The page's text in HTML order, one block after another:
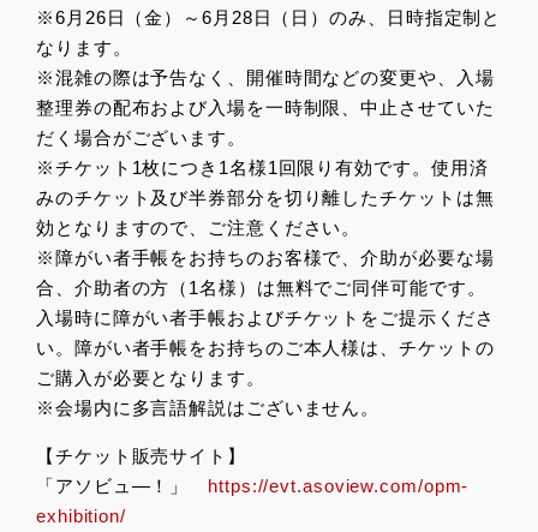
※6月26日（金）～6月28日（日）のみ、日時指定制と
なります。
※混雑の際は予告なく、開催時間などの変更や、入場
整理券の配布および入場を一時制限、中止させていた
だく場合がございます。
※チケット1枚につき1名様1回限り有効です。使用済
みのチケット及び半券部分を切り離したチケットは無
効となりますので、ご注意ください。
※障がい者手帳をお持ちのお客様で、介助が必要な場
合、介助者の方（1名様）は無料でご同伴可能です。
入場時に障がい者手帳およびチケットをご提示くださ
い。障がい者手帳をお持ちのご本人様は、チケットの
ご購入が必要となります。
※会場内に多言語解説はございません。
【チケット販売サイト】
「アソビュ―！」 https://evt.asoview.com/opm-
exhibition/